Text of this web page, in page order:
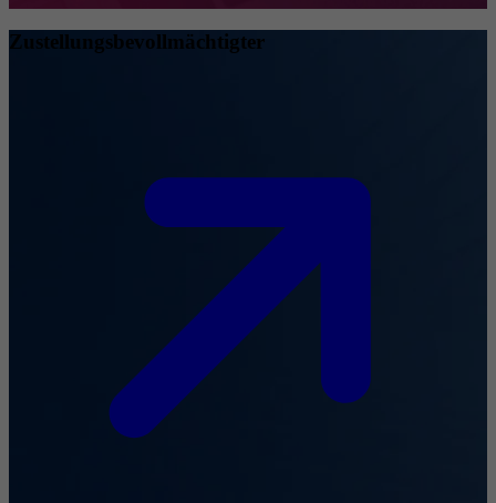
Zustellungsbevollmächtigter